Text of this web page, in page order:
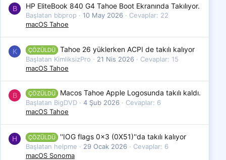
B HP EliteBook 840 G4 Tahoe Boot Ekranında Takılıyor.
Başlatan bbprop 10 May 2026
Cevaplar: 22
macOS Tahoe
K ÇÖZÜLDÜ Tahoe 26 yüklerken ACPI de takılı kalıyor
Başlatan KimliksizPro 21 Nis 2026
Cevaplar: 15
macOS Tahoe
B ÇÖZÜLDÜ Macos Tahoe Apple Logosunda takılı kaldı.
Başlatan BigDVD 4 Şub 2026
Cevaplar: 6
macOS Tahoe
H ÇÖZÜLDÜ ''IOG flags 0x3 (0X51)''da takılı kalıyor
Başlatan helpme 29 Ocak 2026
Cevaplar: 6
macOS Sonoma